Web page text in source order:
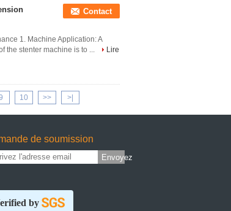
Contact
1. Machine Application: A
the stenter machine is to ...
Lire
10 >> >|
de soumission
Envoyez
by